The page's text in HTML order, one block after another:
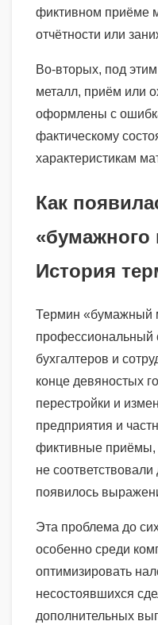
фиктивном приёме
отчётности или
Во-вторых, под
металл, приём или
оформлены с
фактическому
характеристикам
Как
«бумажного
История
Термин «бумажный
профессиональный
бухгалтеров и
конце девяностых
перестройки и
предприятия и
фиктивные приёмы,
не соответствовали
появилось
Эта проблема до
особенно среди
оптимизировать
несостоявшихся
дополнительных